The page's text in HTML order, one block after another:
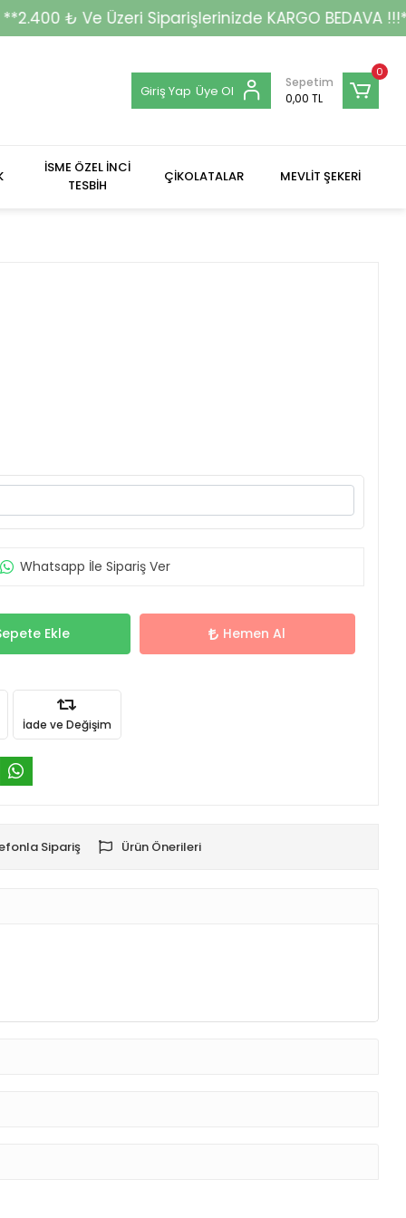
Siparişlerinizde KARGO BEDAVA !!!**
Giriş Yap Üye Ol
0
Sepetim
0,00 TL
İSME ÖZEL İNCİ
TESBİH
ÇİKOLATALAR MEVLİT ŞEKERİ
Whatsapp İle Sipariş Ver
Ekle Hemen Al
İade ve Değişim
Sipariş Ürün Önerileri